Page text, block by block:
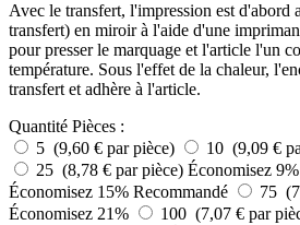
Avec le transfert, l'impression est d'abord
transfert) en miroir à l'aide d'une
pour presser le marquage et l'article l'un
température. Sous l'effet de la chaleur,
transfert et adhère à l'article.
Quantité Pièces :
5 (9,60 € par pièce)
10 (9,09 €
25 (8,78 € par pièce) Économisez 9%
Économisez 15% Recommandé
75
Économisez 21%
100 (7,07 € par